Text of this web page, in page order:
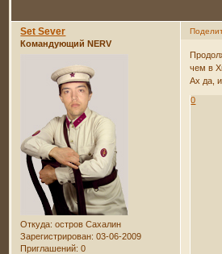
Set Sever
Командующий NERV
Откуда: остров Сахалин
Зарегистрирован: 03-06-2009
Приглашений: 0
чем в
Ах да,
0